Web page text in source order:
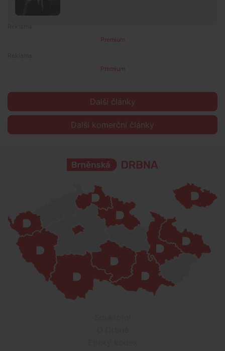
Premium
Premium
Další články
Další komerční články